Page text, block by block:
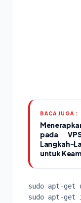
BACA JUGA :
pada
untuk
sudo apt-get
sudo apt-